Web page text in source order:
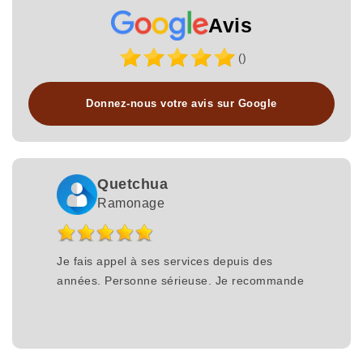
Avis
()
Donnez-nous votre avis sur Google
Quetchua
Ramonage
Je fais appel à ses services depuis des
années. Personne sérieuse. Je recommande